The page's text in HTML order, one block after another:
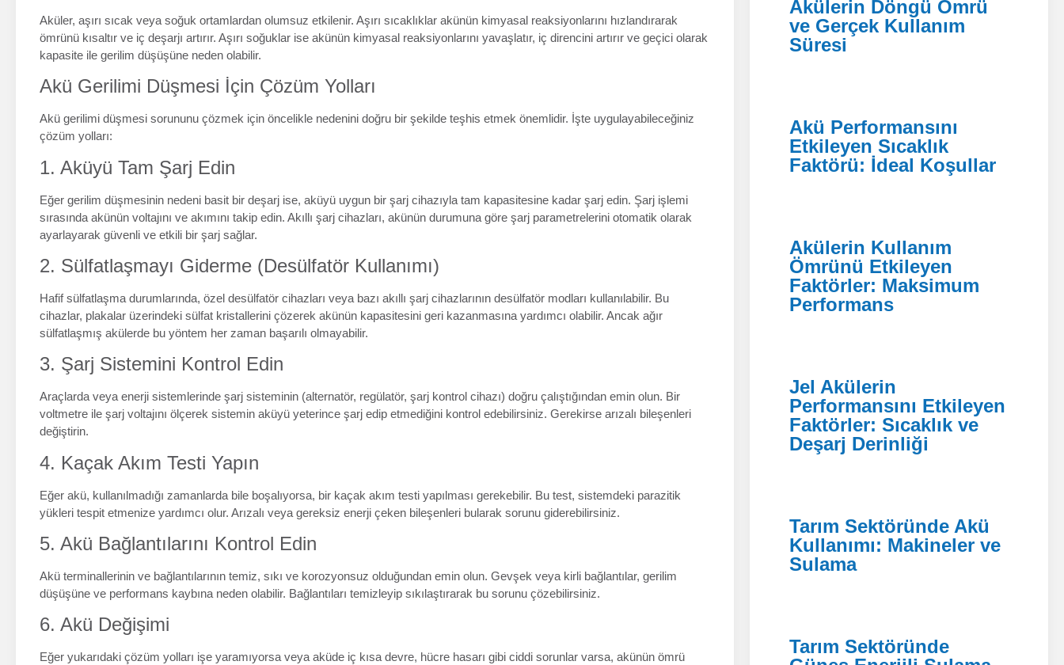
Aküler, aşırı sıcak veya soğuk ortamlardan olumsuz etkilenir. Aşırı sıcaklıklar akünün kimyasal reaksiyonlarını hızlandırarak
ömrünü kısaltır ve iç deşarjı artırır. Aşırı soğuklar ise akünün kimyasal reaksiyonlarını yavaşlatır, iç direncini artırır ve geçici olarak
kapasite ile gerilim düşüşüne neden olabilir.
Akü Gerilimi Düşmesi İçin Çözüm Yolları
Akü gerilimi düşmesi sorununu çözmek için öncelikle nedenini doğru bir şekilde teşhis etmek önemlidir. İşte uygulayabileceğiniz
çözüm yolları:
1. Aküyü Tam Şarj Edin
Eğer gerilim düşmesinin nedeni basit bir deşarj ise, aküyü uygun bir şarj cihazıyla tam kapasitesine kadar şarj edin. Şarj işlemi
sırasında akünün voltajını ve akımını takip edin. Akıllı şarj cihazları, akünün durumuna göre şarj parametrelerini otomatik olarak
ayarlayarak güvenli ve etkili bir şarj sağlar.
2. Sülfatlaşmayı Giderme (Desülfatör Kullanımı)
Hafif sülfatlaşma durumlarında, özel desülfatör cihazları veya bazı akıllı şarj cihazlarının desülfatör modları kullanılabilir. Bu
cihazlar, plakalar üzerindeki sülfat kristallerini çözerek akünün kapasitesini geri kazanmasına yardımcı olabilir. Ancak ağır
sülfatlaşmış akülerde bu yöntem her zaman başarılı olmayabilir.
3. Şarj Sistemini Kontrol Edin
Araçlarda veya enerji sistemlerinde şarj sisteminin (alternatör, regülatör, şarj kontrol cihazı) doğru çalıştığından emin olun. Bir
voltmetre ile şarj voltajını ölçerek sistemin aküyü yeterince şarj edip etmediğini kontrol edebilirsiniz. Gerekirse arızalı bileşenleri
değiştirin.
4. Kaçak Akım Testi Yapın
Eğer akü, kullanılmadığı zamanlarda bile boşalıyorsa, bir kaçak akım testi yapılması gerekebilir. Bu test, sistemdeki parazitik
yükleri tespit etmenize yardımcı olur. Arızalı veya gereksiz enerji çeken bileşenleri bularak sorunu giderebilirsiniz.
5. Akü Bağlantılarını Kontrol Edin
Akü terminallerinin ve bağlantılarının temiz, sıkı ve korozyonsuz olduğundan emin olun. Gevşek veya kirli bağlantılar, gerilim
düşüşüne ve performans kaybına neden olabilir. Bağlantıları temizleyip sıkılaştırarak bu sorunu çözebilirsiniz.
6. Akü Değişimi
Eğer yukarıdaki çözüm yolları işe yaramıyorsa veya aküde iç kısa devre, hücre hasarı gibi ciddi sorunlar varsa, akünün ömrü
Akülerin Döngü Ömrü
ve Gerçek Kullanım
Süresi
Akü Performansını
Etkileyen Sıcaklık
Faktörü: İdeal Koşullar
Akülerin Kullanım
Ömrünü Etkileyen
Faktörler: Maksimum
Performans
Jel Akülerin
Performansını Etkileyen
Faktörler: Sıcaklık ve
Deşarj Derinliği
Tarım Sektöründe Akü
Kullanımı: Makineler ve
Sulama
Tarım Sektöründe